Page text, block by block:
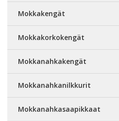
Mokkakengät
Mokkakorkokengät
Mokkanahkakengät
Mokkanahkanilkkurit
Mokkanahkasaapikkaat